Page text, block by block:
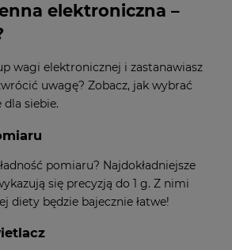
elektroniczna –
wagi elektronicznej i zastanawiasz
uwagę? Zobacz, jak wybrać
dla siebie.
pomiaru? Najdokładniejsze
się precyzją do 1 g. Z nimi
diety będzie bajecznie łatwe!